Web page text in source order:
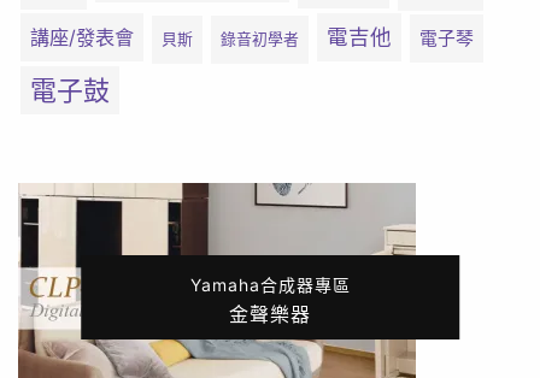
講座/發表會 貝斯 錄音初學者 電吉他 電子琴
電子鼓
Yamaha合成器專區
金聲樂器